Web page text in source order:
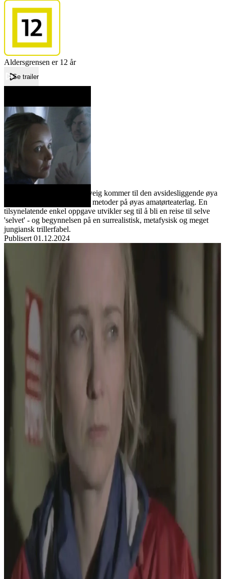
Aldersgrensen er 12 år
Se trailer
Den utvalgte
Forfatter:
Leverandør:
Norgesfilm AS
Lisens:
Psykodramaterapauten Solveig kommer til den avsidesliggende øya
"Nidøy" for å prøve ut sine metoder på øyas amatørteaterlag. En
tilsynelatende enkel oppgave utvikler seg til å bli en reise til selve
'selvet' - og begynnelsen på en surrealistisk, metafysisk og meget
jungiansk trillerfabel.
Publisert 01.12.2024